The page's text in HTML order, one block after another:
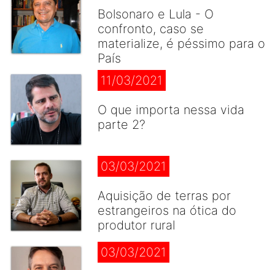
Bolsonaro e Lula - O
confronto, caso se
materialize, é péssimo para o
País
11/03/2021
O que importa nessa vida
parte 2?
03/03/2021
Aquisição de terras por
estrangeiros na ótica do
produtor rural
03/03/2021